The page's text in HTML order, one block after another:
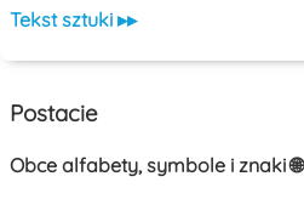
Tekst sztuki ▸▸
Postacie
Obce alfabety, symbole i znaki 🌐